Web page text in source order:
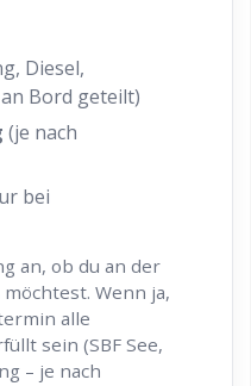
Diesel,
Bord geteilt)
(je nach
bei
an, ob du an der
Wenn ja,
alle
sein (SBF See,
– je nach